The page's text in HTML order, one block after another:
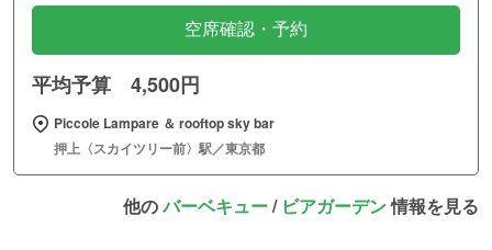
空席確認・予約
平均予算 4,500円
Piccole Lampare ＆ rooftop sky bar
押上〈スカイツリー前〉駅／東京都
他のバーベキュー/ ビアガーデン情報を見る